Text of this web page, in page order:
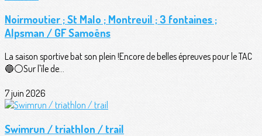
Noirmoutier ; St Malo ; Montreuil ; 3 fontaines ;
Alpsman / GF Samoëns
La saison sportive bat son plein !Encore de belles épreuves pour le TAC
🔵⚪️Sur l'île de...
7 juin 2026
Swimrun / triathlon / trail